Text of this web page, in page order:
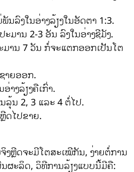
ລົງໃນອ່າງລ້ຽງໃນອັດຕາ 1:3.
ມານ 2-3 ອັນ ລົງໃນອ່າງຊີມັງ.
ານ 7 ວັນ ກໍ່ຈະແຕກອອກເປັນໂຕ
າຍອອກ.
າງລ້ຽງຄືເກົ່າ.
ລຸ້ນ 2, 3 ແລະ 4 ຕໍ່ໄປ.
ດໄປຂາຍ.
ຫຼີດຈະມີໂຕສະເໝີກັນ, ງ່າຍຕໍ່ການ
ຜະລິດ, ວິທີການລ້ຽງແບບນີ້ມີຄື: